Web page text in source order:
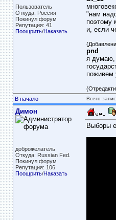
Пользователь
Откуда: Россия
Покинул форум
Репутация: 41
Поощрить/Наказать
"нам
поэтому
и, если
pnd
я думаю,
поживем
В начало
Всего
Димон
доброжелатель
Откуда: Russian Fed.
Покинул форум
Репутация: 106
Поощрить/Наказать
Выборы